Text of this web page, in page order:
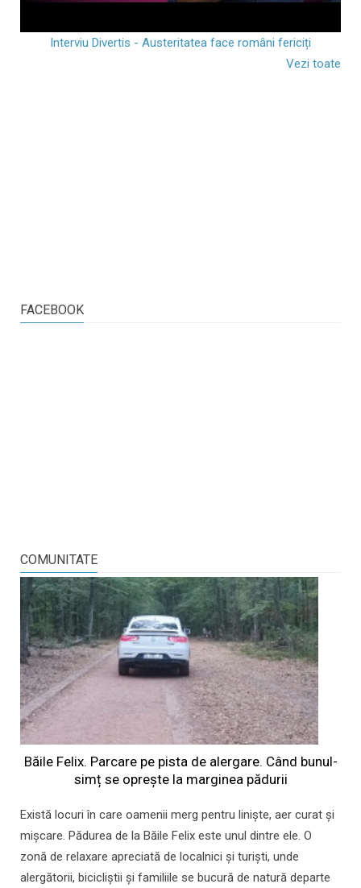
Interviu Divertis - Austeritatea face români fericiți
Vezi toate
FACEBOOK
COMUNITATE
Băile Felix. Parcare pe pista de alergare. Când bunul-
simț se oprește la marginea pădurii
Există locuri în care oamenii merg pentru liniște, aer curat și
mișcare. Pădurea de la Băile Felix este unul dintre ele. O
zonă de relaxare apreciată de localnici și turiști, unde
alergătorii, bicicliștii și familiile se bucură de natură departe